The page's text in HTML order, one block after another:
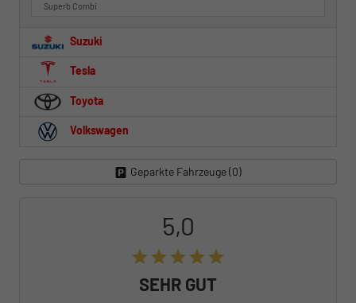
Superb Combi
Suzuki
Tesla
Toyota
Volkswagen
Geparkte Fahrzeuge (0)
5,0
SEHR GUT